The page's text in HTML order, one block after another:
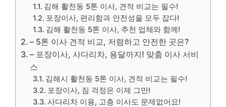
김해 활천동 5톤 이사, 견적 비교는 필수!
포장이사, 편리함과 안전성을 모두 잡다!
김해 활천동 5톤 이사, 추천 업체와 함께!
– 5톤 이사 견적 비교, 저렴하고 안전한 곳은?
– 포장이사, 사다리차, 용달까지! 맞춤 이사 서비
스
김해시 활천동 5톤 이사, 견적 비교는 필수!
포장이사, 짐 걱정은 이제 그만!
사다리차 이용, 고층 이사도 문제없어요!